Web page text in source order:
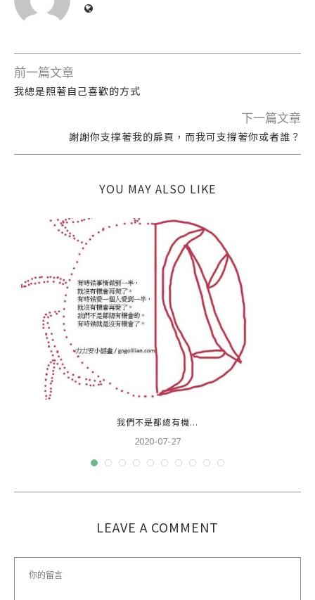
前一篇文章
我總是照著自己喜歡的方式
下一篇文章
謝謝你支撑著我的扉頁，而我可支撐著你或者誰？
YOU MAY ALSO LIKE
我們不是都總有機...
2020-07-27
LEAVE A COMMENT